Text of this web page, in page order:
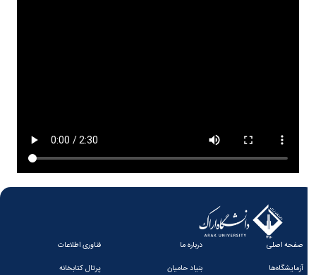
صفحه اصلی درباره ما
فناوری اطلاعات
آزمایشگاه‌ها
بنیاد حامیان
پرتال کتابخانه